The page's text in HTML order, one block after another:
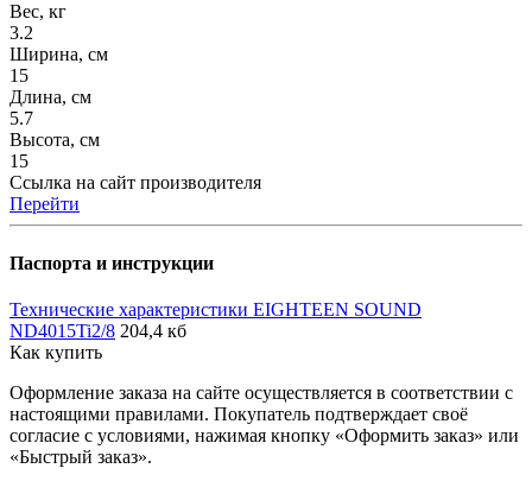
Вес, кг
3.2
Ширина, см
15
Длина, см
5.7
Высота, см
15
Ссылка на сайт производителя
Перейти
Паспорта и инструкции
Технические характеристики EIGHTEEN SOUND
ND4015Ti2/8 204,4 кб
Как купить
Оформление заказа на сайте осуществляется в соответствии с
настоящими правилами. Покупатель подтверждает своё
согласие с условиями, нажимая кнопку «Оформить заказ» или
«Быстрый заказ».